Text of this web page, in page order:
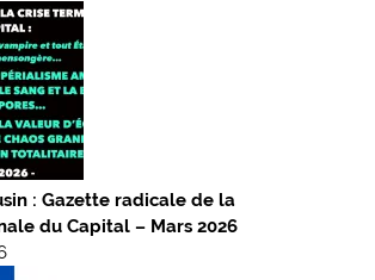
: Gazette radicale de la
du Capital – Mars 2026